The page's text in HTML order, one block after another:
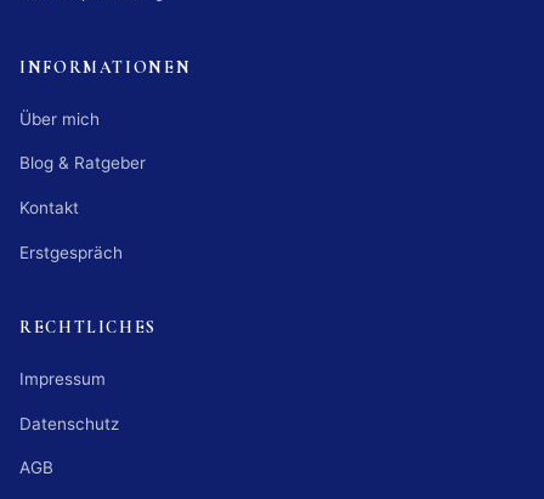
INFORMATIONEN
Über mich
Blog & Ratgeber
Kontakt
Erstgespräch
RECHTLICHES
Impressum
Datenschutz
AGB